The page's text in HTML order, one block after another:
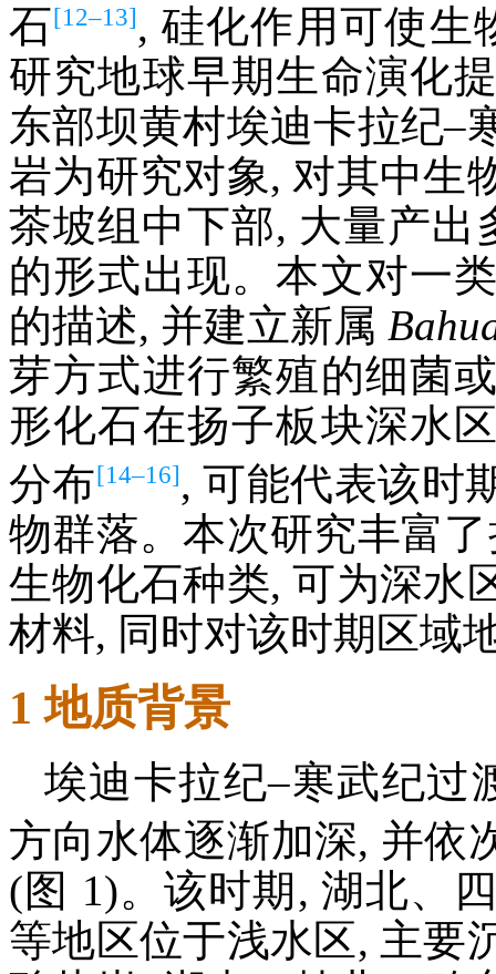
石[12–13], 硅化作用可使生
研究地球早期生命演化
东部坝黄村埃迪卡拉纪–
岩为研究对象, 对其中生
茶坡组中下部, 大量产
的形式出现。本文对一
的描述, 并建立新属
芽方式进行繁殖的细菌
形化石在扬子板块深水
分布[14–16], 可能代表该时
物群落。本次研究丰富
生物化石种类, 可为深水
材料, 同时对该时期区域
1 地质背景
埃迪卡拉纪–寒武纪过
方向水体逐渐加深, 并依
(图 1)。该时期, 湖北、
等地区位于浅水区, 主要